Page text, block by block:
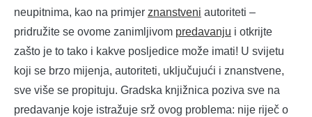
neupitnima, kao na primjer znanstveni autoriteti –
pridružite se ovome zanimljivom predavanju i otkrijte
zašto je to tako i kakve posljedice može imati! U svijetu
koji se brzo mijenja, autoriteti, uključujući i znanstvene,
sve više se propituju. Gradska knjižnica poziva sve na
predavanje koje istražuje srž ovog problema: nije riječ o